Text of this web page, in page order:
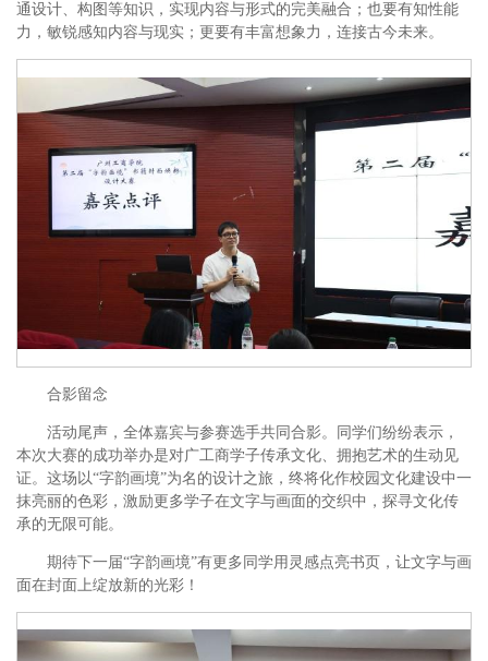
通设计、构图等知识，实现内容与形式的完美融合；也要有知性能
力，敏锐感知内容与现实；更要有丰富想象力，连接古今未来。
合影留念
活动尾声，全体嘉宾与参赛选手共同合影。同学们纷纷表示，
本次大赛的成功举办是对广工商学子传承文化、拥抱艺术的生动见
证。这场以“字韵画境”为名的设计之旅，终将化作校园文化建设中一
抹亮丽的色彩，激励更多学子在文字与画面的交织中，探寻文化传
承的无限可能。
期待下一届“字韵画境”有更多同学用灵感点亮书页，让文字与画
面在封面上绽放新的光彩！